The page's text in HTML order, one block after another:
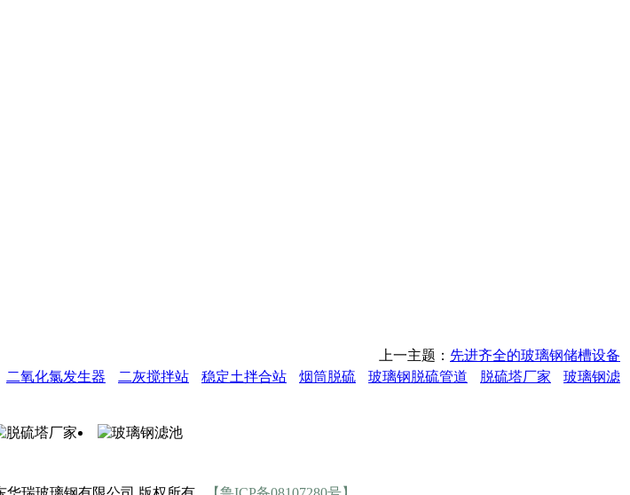
上一主题： 先进齐全的玻璃钢储槽设备
二氧化氯发生器 二灰搅拌站 稳定土拌合站 烟筒脱硫 玻璃钢脱硫管道 脱硫塔厂家
玻璃钢滤